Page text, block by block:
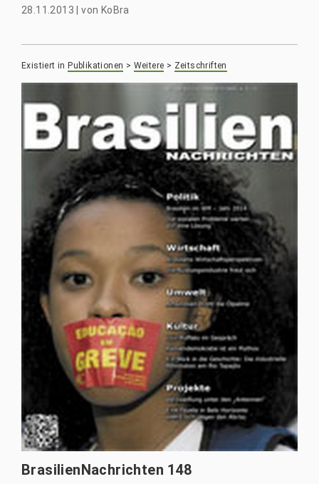
28.11.2013|von KoBra
Existiert in Publikationen > Weitere > Zeitschriften
BrasilienNachrichten 148